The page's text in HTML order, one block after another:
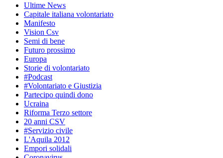
Ultime News
Capitale italiana volontariato
Manifesto
Vision Csv
Semi di bene
Futuro prossimo
Europa
Storie di volontariato
#Podcast
#Volontariato e Giustizia
Partecipo quindi dono
Ucraina
Riforma Terzo settore
20 anni CSV
#Servizio civile
L'Aquila 2012
Empori solidali